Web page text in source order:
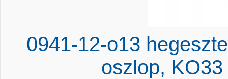
0941-12-o13
oszlop,